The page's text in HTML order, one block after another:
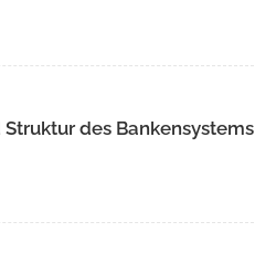
des Bankensystems